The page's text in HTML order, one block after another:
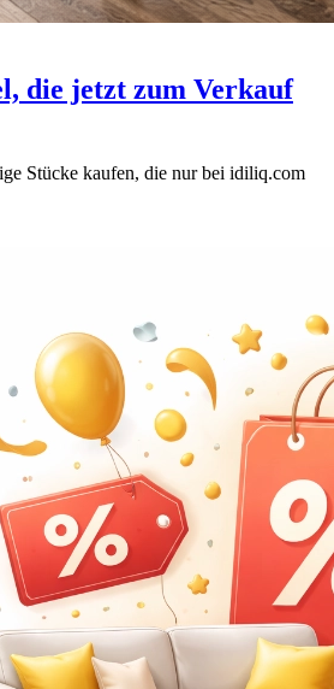
die jetzt zum Verkauf
Stücke kaufen, die nur bei idiliq.com